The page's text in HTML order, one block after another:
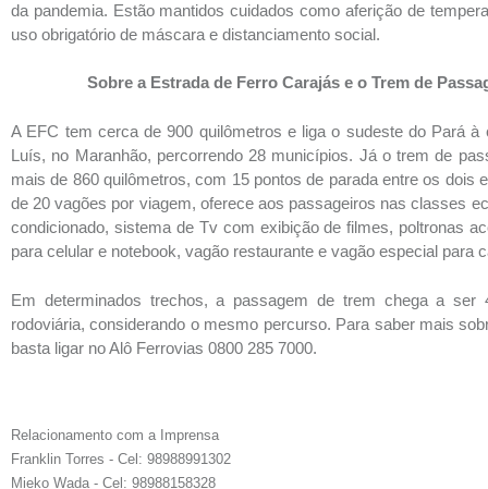
da pandemia. Estão mantidos cuidados como aferição de
uso obrigatório de máscara e distanciamento social.
Sobre a Estrada de Ferro Carajás e o Trem de
A EFC tem cerca de 900 quilômetros e liga o sudeste do Pará à
Luís, no Maranhão, percorrendo 28 municípios. Já o trem de
mais de 860 quilômetros, com 15 pontos de parada entre os dois
de 20 vagões por viagem, oferece aos passageiros nas classes
condicionado, sistema de Tv com exibição de filmes, poltronas
para celular e notebook, vagão restaurante e vagão especial para
Em determinados trechos, a passagem de trem chega a ser
rodoviária, considerando o mesmo percurso. Para saber mais
basta ligar no Alô Ferrovias 0800 285 7000.
Relacionamento com a Imprensa
Franklin Torres - Cel: 98988991302
Mieko Wada - Cel: 98988158328